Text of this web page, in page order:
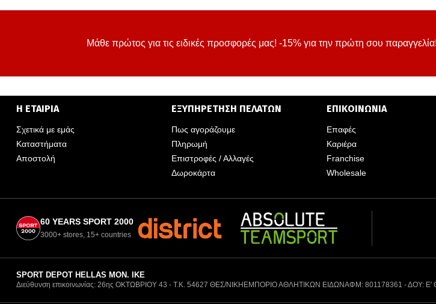
Μάθε πρώτος για τις ειδικές προσφορές μας! -15% για την πρώτη σου παραγγελία!
Η ΕΤΑΙΡΙΑ
Σχετικά με εμάς
Καταστήματα
Αποστολή
ΕΞΥΠΗΡΕΤΗΣΗ ΠΕΛΑΤΩΝ
Πως αγοράζουμε
Πληρωμή
Επιστροφές / Αλλαγές
Δωροκάρτα
ΕΠΙΚΟΙΝΩΝΙΑ
Επαφές
Καριέρα
Franchise
Wholesale
60 YEARS SPORT 2000
3000+ stores, 15+ countries
SPORT DEPOT HELLAS ΜΟΝ. ΙΚΕ
Διεύθυνση επικοινωνίας: 26ης ΟΚΤΩΒΡΙΟΥ 43 - Τ.Κ. 54627 ΘΕΣ/ΝΙΚΗΕΜΠΟΡΙΟ ΑΘΛΗΤΙΚΩΝ ΕΙΔΩΝΑΦΜ: 801178361 - ΔΟΥ: Ε'